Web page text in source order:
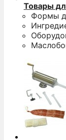
Товары
Формы